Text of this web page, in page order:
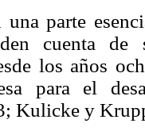
una parte
cuenta de
los años
para el
Kulicke y